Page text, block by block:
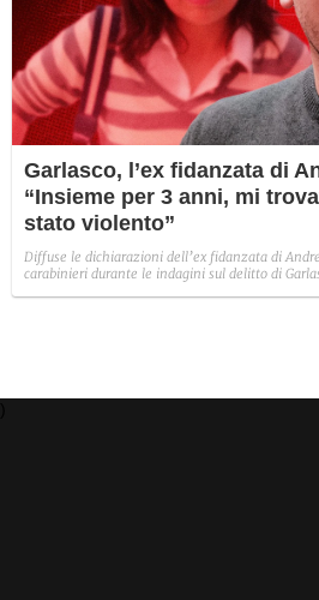
Garlasco, l’ex fidanzata di
“Insieme per 3 anni, mi
stato violento”
Diffuse le dichiarazioni dell’ex fidanzata di
carabinieri durante le indagini sul delitto di